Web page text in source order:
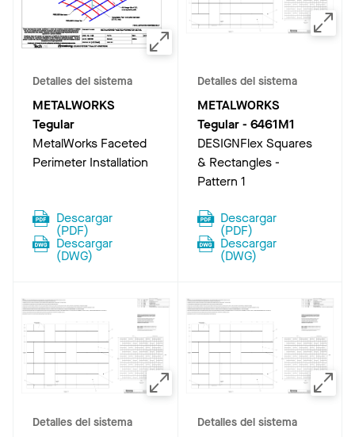
Detalles del sistema
METALWORKS
Tegular
MetalWorks Faceted
Perimeter Installation
Descargar
(PDF)
Descargar
(DWG)
Detalles del sistema
METALWORKS
Tegular- 6461M1
DESIGNFlex Squares
& Rectangles -
Pattern 1
Descargar
(PDF)
Descargar
(DWG)
Detalles del sistema Detalles del sistema